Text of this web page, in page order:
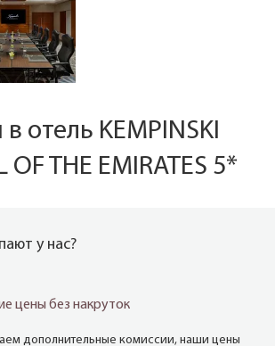
отель KEMPINSKI
OF THE EMIRATES 5*
у нас?
цены без накруток
дополнительные комиссии, наши цены